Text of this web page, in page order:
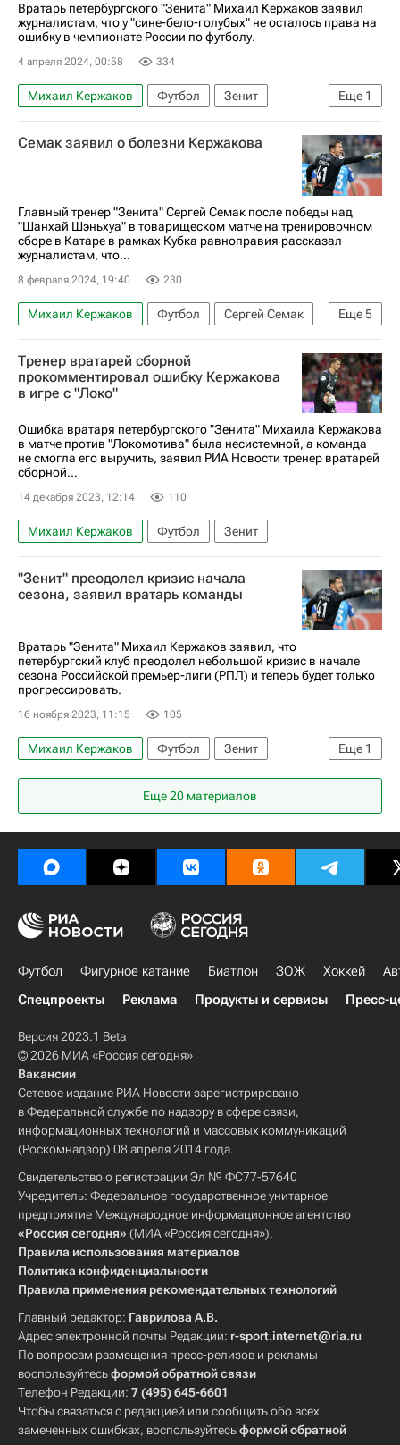
Вратарь петербургского "Зенита" Михаил Кержаков заявил
журналистам, что у "сине-бело-голубых" не осталось права на
ошибку в чемпионате России по футболу.
4 апреля 2024, 00:58 334
Еще 1
Михаил Кержаков Футбол
Зенит
РПЛ 2026-2027 (Чемпионат России по футболу)
Семак заявил о болезни Кержакова
Главный тренер "Зенита" Сергей Семак после победы над
"Шанхай Шэньхуа" в товарищеском матче на тренировочном
сборе в Катаре в рамках Кубка равноправия рассказал
журналистам, что...
8 февраля 2024, 19:40 230
Еще5
Михаил Кержаков Футбол
Сергей Семак
Педро
Зенит Сантос
Шанхай Шэньхуа
Доха
Тренер вратарей сборной
прокомментировал ошибку Кержакова
в игре с "Локо"
Ошибка вратаря петербургского "Зенита" Михаила Кержакова
в матче против "Локомотива" была несистемной, а команда
не смогла его выручить, заявил РИА Новости тренер вратарей
сборной...
14 декабря 2023, 12:14 110
Михаил Кержаков Футбол Зенит
"Зенит" преодолел кризис начала
сезона, заявил вратарь команды
Вратарь "Зенита" Михаил Кержаков заявил, что
петербургский клуб преодолел небольшой кризис в начале
сезона Российской премьер-лиги (РПЛ) и теперь будет только
прогрессировать.
16 ноября 2023, 11:15 105
Еще 1
Михаил Кержаков Футбол
Зенит
РПЛ 2026-2027 (Чемпионат России по футболу)
Еще 20 материалов
Футбол Фигурное катание Биатлон ЗОЖ Хоккей
Спецпроекты
Реклама Продукты и сервисы Пресс-
Версия 2023.1 Beta
© 2026 МИА «Россия сегодня»
Вакансии
Сетевое издание РИА Новости зарегистрировано
в Федеральной службе по надзору в сфере связи,
информационных технологий и массовых коммуникаций
(Роскомнадзор) 08 апреля 2014 года.
Свидетельство о регистрации Эл № ФС77-57640
Учредитель: Федеральное государственное унитарное
предприятие Международное информационное агентство
«Россия сегодня» (МИА «Россия сегодня»).
Правила использования материалов
Политика конфиденциальности
Правила применения рекомендательных технологий
Главный редактор: Гаврилова А.В.
Адрес электронной почты Редакции: r-sport.internet@ria.ru
По вопросам размещения пресс-релизов и рекламы
воспользуйтесьформой обратной связи
Телефон Редакции: 7 (495) 645-6601
Чтобы связаться с редакцией или сообщить обо всех
замеченных ошибках, воспользуйтесьформой обратной